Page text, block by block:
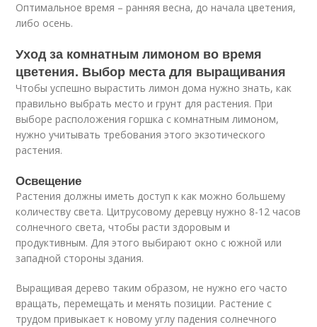
Оптимальное время – ранняя весна, до начала цветения,
либо осень.
Уход за комнатным лимоном во время
цветения. Выбор места для выращивания
Чтобы успешно вырастить лимон дома нужно знать, как
правильно выбрать место и грунт для растения. При
выборе расположения горшка с комнатным лимоном,
нужно учитывать требования этого экзотического
растения.
Освещение
Растения должны иметь доступ к как можно большему
количеству света. Цитрусовому деревцу нужно 8-12 часов
солнечного света, чтобы расти здоровым и
продуктивным. Для этого выбирают окно с южной или
западной стороны здания.
Выращивая дерево таким образом, не нужно его часто
вращать, перемещать и менять позиции. Растение с
трудом привыкает к новому углу падения солнечного